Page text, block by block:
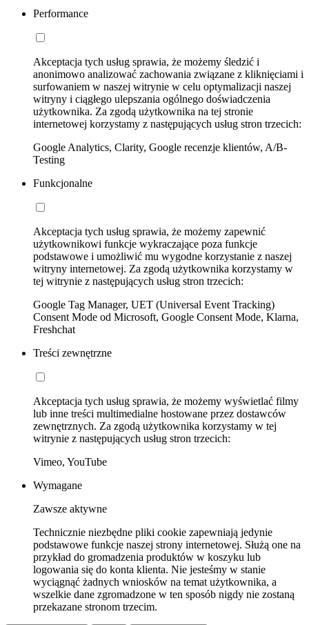
Performance
Akceptacja tych usług sprawia, że możemy śledzić i
anonimowo analizować zachowania związane z kliknięciami i
surfowaniem w naszej witrynie w celu optymalizacji naszej
witryny i ciągłego ulepszania ogólnego doświadczenia
użytkownika. Za zgodą użytkownika na tej stronie
internetowej korzystamy z następujących usług stron trzecich:
Google Analytics, Clarity, Google recenzje klientów, A/B-
Testing
Funkcjonalne
Akceptacja tych usług sprawia, że możemy zapewnić
użytkownikowi funkcje wykraczające poza funkcje
podstawowe i umożliwić mu wygodne korzystanie z naszej
witryny internetowej. Za zgodą użytkownika korzystamy w
tej witrynie z następujących usług stron trzecich:
Google Tag Manager, UET (Universal Event Tracking)
Consent Mode od Microsoft, Google Consent Mode, Klarna,
Freshchat
Treści zewnętrzne
Akceptacja tych usług sprawia, że możemy wyświetlać filmy
lub inne treści multimedialne hostowane przez dostawców
zewnętrznych. Za zgodą użytkownika korzystamy w tej
witrynie z następujących usług stron trzecich:
Vimeo, YouTube
Wymagane
Zawsze aktywne
Technicznie niezbędne pliki cookie zapewniają jedynie
podstawowe funkcje naszej strony internetowej. Służą one na
przykład do gromadzenia produktów w koszyku lub
logowania się do konta klienta. Nie jesteśmy w stanie
wyciągnąć żadnych wniosków na temat użytkownika, a
wszelkie dane zgromadzone w ten sposób nigdy nie zostaną
przekazane stronom trzecim.